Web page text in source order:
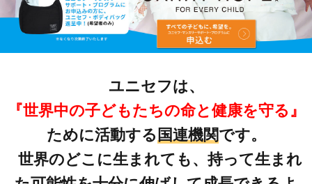
ユニセフは、
『世界中の子どもたちの命と健康を守る』
ために活動する 国連機関です。
世界のどこに生まれても、持って生まれ